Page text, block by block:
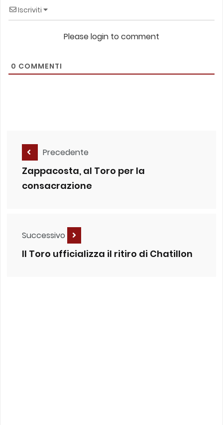
Iscriviti
Please login to comment
0 COMMENTI
Precedente
Zappacosta, al Toro per la
consacrazione
Successivo
Il Toro ufficializza il ritiro di Chatillon